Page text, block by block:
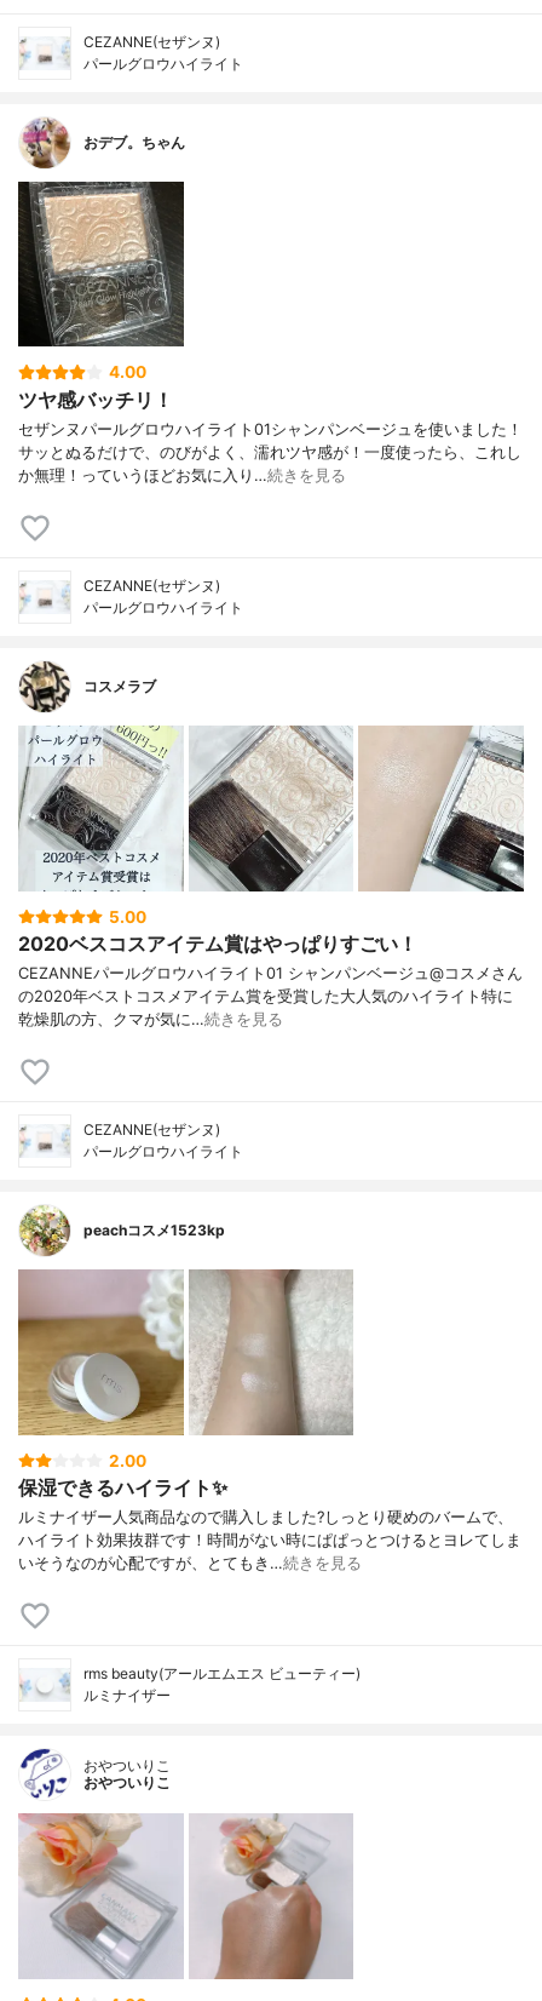
CEZANNE(セザンヌ)
パールグロウハイライト
おデブ。ちゃん
4.00
ツヤ感バッチリ！
セザンヌパールグロウハイライト01シャンパンベージュを使いました！
サッとぬるだけで、のびがよく、濡れツヤ感が！一度使ったら、これし
か無理！っていうほどお気に入り…続きを見る
CEZANNE(セザンヌ)
パールグロウハイライト
コスメラブ
5.00
2020ベスコスアイテム賞はやっぱりすごい！
CEZANNEパールグロウハイライト01 シャンパンベージュ@コスメさん
の2020年ベストコスメアイテム賞を受賞した大人気のハイライト特に
乾燥肌の方、クマが気に…続きを見る
CEZANNE(セザンヌ)
パールグロウハイライト
peachコスメ1523kp
2.00
保湿できるハイライト✨
ルミナイザー人気商品なので購入しました?しっとり硬めのバームで、
ハイライト効果抜群です！時間がない時にぱぱっとつけるとヨレてしま
いそうなのが心配ですが、とてもき…続きを見る
rms beauty(アールエムエス ビューティー)
ルミナイザー
おやついりこ
おやついりこ